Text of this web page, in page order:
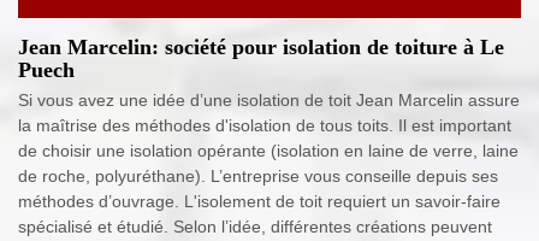
Jean Marcelin: société pour isolation de toiture à Le
Puech
Si vous avez une idée d’une isolation de toit Jean Marcelin assure
la maîtrise des méthodes d'isolation de tous toits. Il est important
de choisir une isolation opérante (isolation en laine de verre, laine
de roche, polyuréthane). L’entreprise vous conseille depuis ses
méthodes d’ouvrage. L'isolement de toit requiert un savoir-faire
spécialisé et étudié. Selon l’idée, différentes créations peuvent